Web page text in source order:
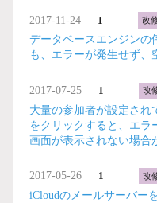
2017-11-24 1 改
データベースエンジンの
も、エラーが発生せず、
2017-07-25 1 改
大量の参加者が設定され
をクリックすると、エラ
画面が表示されない場合
2017-05-26 1 改
iCloudのメールサーバー